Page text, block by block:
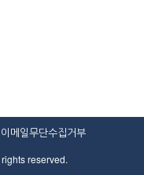
이메일무단수집거부
reserved.